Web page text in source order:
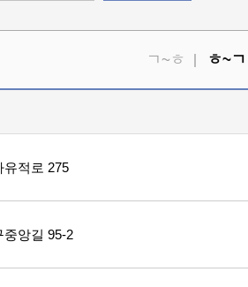
ㄱ~ㅎ ㅎ~ㄱ
적로 275
앙길 95-2